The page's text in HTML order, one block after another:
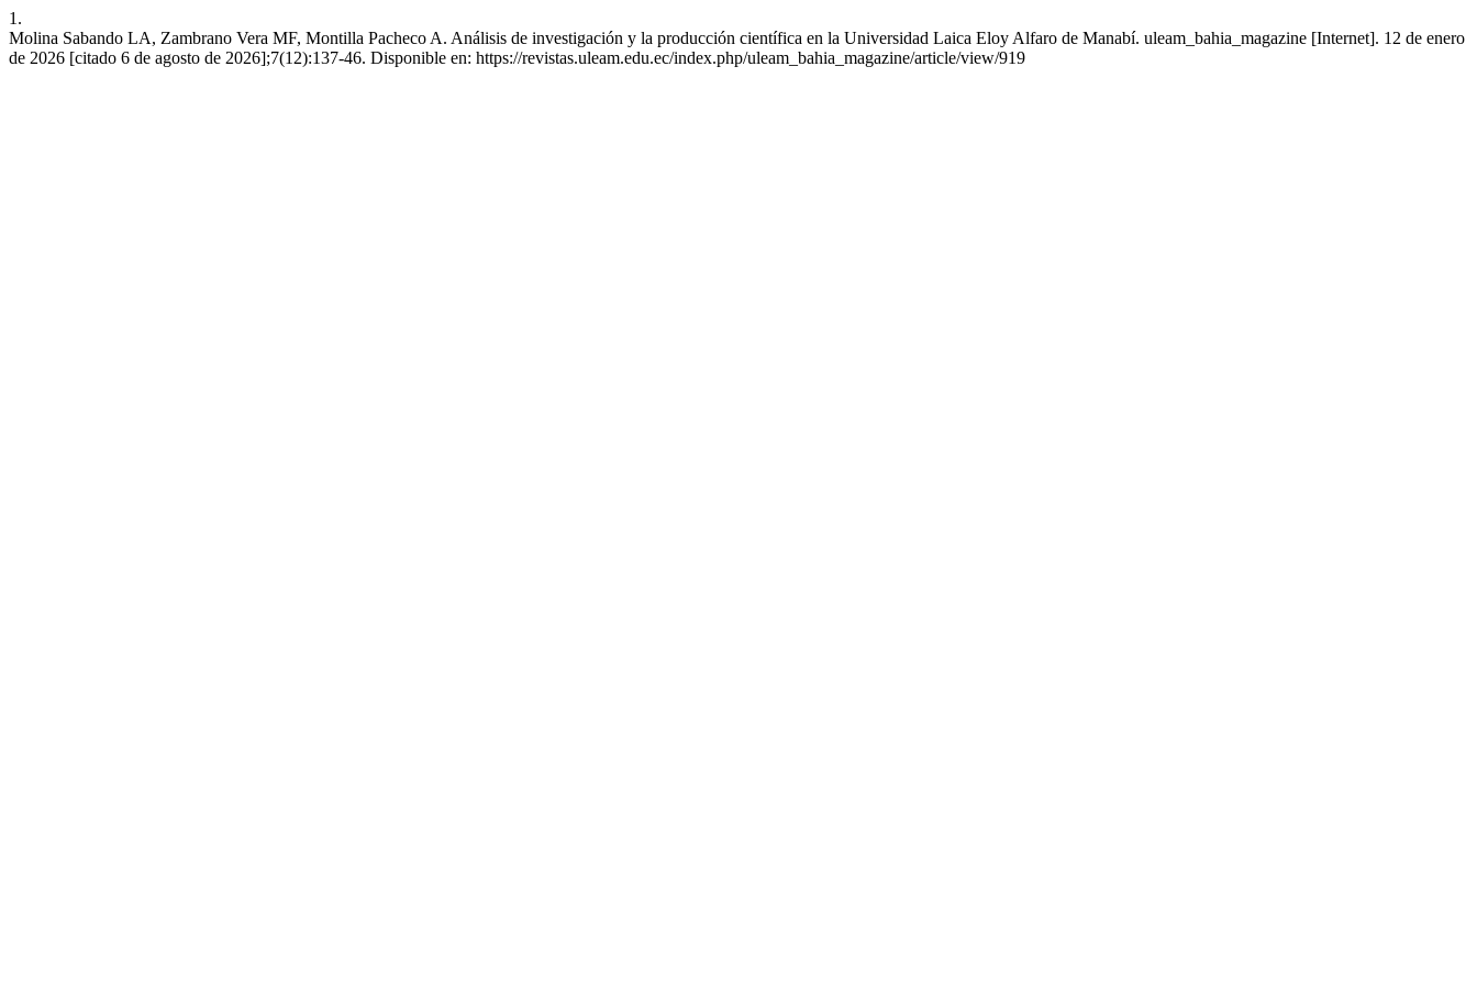
1.
Molina Sabando LA, Zambrano Vera MF, Montilla Pacheco A. Análisis de investigación y la producción científica en la Universidad Laica Eloy Alfaro de Manabí. uleam_bahia_magazine [Internet]. 12 de enero
de 2026 [citado 6 de agosto de 2026];7(12):137-46. Disponible en: https://revistas.uleam.edu.ec/index.php/uleam_bahia_magazine/article/view/919